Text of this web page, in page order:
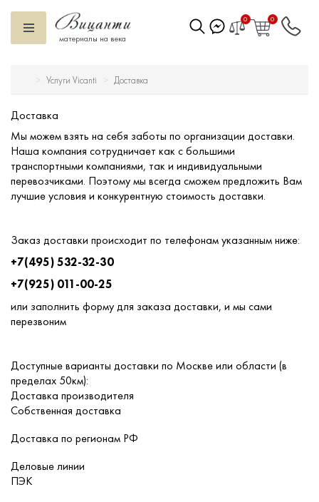
материалы на века
0 0
Искусственный камень
Вентилируемый фасад
Декоративные элементы
Тротуарная плитка
Террасная доска
Ступени
Сухие смеси
О компании
Услуги
Оплата
Услуги Vicanti Доставка
Доставка
Мы можем взять на себя заботы по организации доставки.
Наша компания сотрудничает как с большими
транспортными компаниями, так и индивидуальными
перевозчиками. Поэтому мы всегда сможем предложить Вам
лучшие условия и конкурентную стоимость доставки.
Заказ доставки происходит по телефонам указанным ниже:
+7(495) 532-32-30
+7(925) 011-00-25
или заполнить форму для заказа доставки, и мы сами
перезвоним
Доступные варианты доставки по Москве или области (в
пределах 50км):
Доставка производителя
Собственная доставка
Доставка по регионам РФ
Деловые линии
ПЭК